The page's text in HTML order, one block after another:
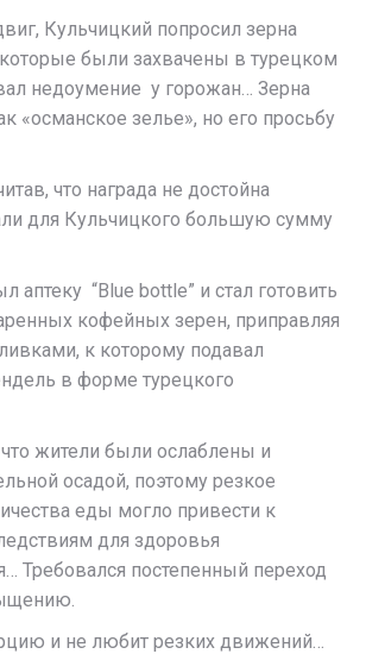
Кульчицкий попросил зерна
были захвачены в турецком
недоумение у горожан… Зерна
«османское зелье», но его просьбу
что награда не достойна
для Кульчицкого большую сумму
аптеку “Blue bottle” и стал готовить
кофейных зерен, приправляя
к которому подавал
в форме турецкого
жители были ослаблены и
осадой, поэтому резкое
еды могло привести к
для здоровья
Требовался постепенный переход
и не любит резких движений…